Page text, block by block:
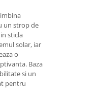
un strop de
sticla
solar, iar
o
Baza
si un
pentru